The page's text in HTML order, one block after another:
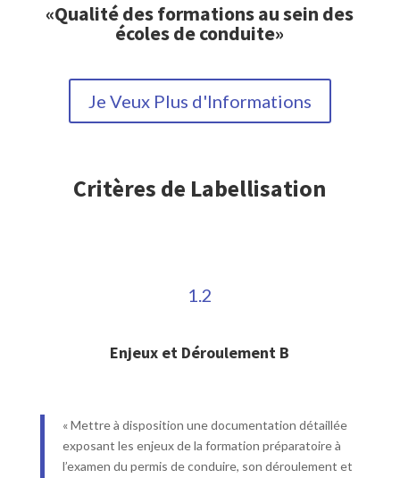
«Qualité des formations au sein des
écoles de conduite»
Je Veux Plus d'Informations
Critères de Labellisation
1.2
Enjeux et Déroulement B
« Mettre à disposition une documentation détaillée
exposant les enjeux de la formation préparatoire à
l’examen du permis de conduire, son déroulement et